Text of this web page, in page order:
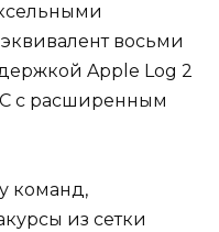
восьми
Apple Log 2
с расширенным
команд,
из сетки